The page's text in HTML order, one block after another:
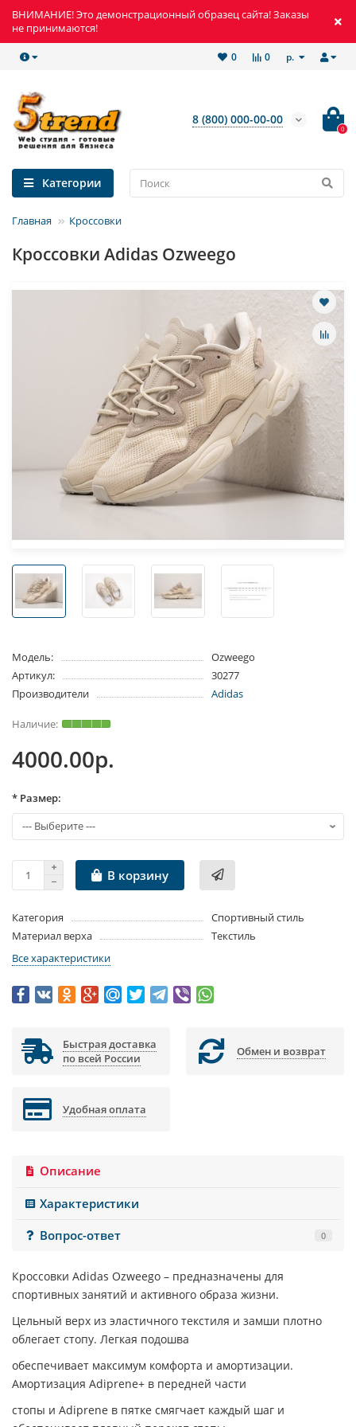
ВНИМАНИЕ! Это демонстрационный образец сайта! Заказы
не принимаются!
р.
0
0
8 (800) 000-00-00
0
Категории
Главная Кроссовки
Кроссовки Adidas Ozweego
Модель:
Ozweego
Артикул:
30277
Производители
Adidas
4000.00р.
* Размер:
В корзину
Категория
Спортивный стиль
Материал верха
Текстиль
Все характеристики
Быстрая доставка
по всей России
Обмен и возврат
Удобная оплата
Описание
Характеристики
Вопрос-ответ
0
Кроссовки Adidas Ozweego – предназначены для
спортивных занятий и активного образа жизни.
Цельный верх из эластичного текстиля и замши плотно
облегает стопу. Легкая подошва
обеспечивает максимум комфорта и амортизации.
Амортизация Adiprene+ в передней части
стопы и Adiprene в пятке смягчает каждый шаг и